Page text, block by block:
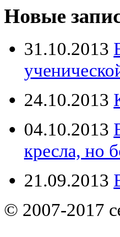
Новые
31.10.2013
24.10.2013
04.10.2013
кресла, но
21.09.2013
© 2007-2017